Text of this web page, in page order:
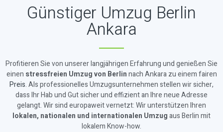
Günstiger Umzug Berlin
Ankara
Profitieren Sie von unserer langjährigen Erfahrung und genießen Sie
einen stressfreien Umzug von Berlinnach Ankara zu einem fairen
Preis. Als professionelles Umzugsunternehmen stellen wir sicher,
dass Ihr Hab und Gut sicher und effizient an Ihre neue Adresse
gelangt. Wir sind europaweit vernetzt: Wir unterstützen Ihren
lokalen, nationalen und internationalen Umzugaus Berlin mit
lokalem Know-how.